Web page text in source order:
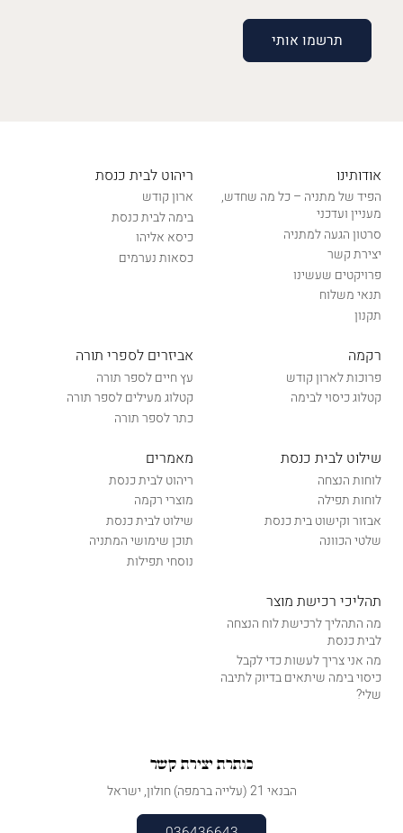
אודותינו
הפיד של מתניה – כל מה שחדש,
מעניין ועדכני
סרטון הגעה למתניה
יצירת קשר
פרויקטים שעשינו
תנאי משלוח
תקנון
ריהוט לבית כנסת
ארון קודש
בימה לבית כנסת
כיסא אליהו
כסאות נערמים
רקמה
פרוכות לארון קודש
קטלוג כיסוי לבימה
אביזרים לספרי תורה
עץ חיים לספר תורה
קטלוג מעילים לספר תורה
כתר לספר תורה
שילוט לבית כנסת
לוחות הנצחה
לוחות תפילה
אבזור וקישוט בית כנסת
שלטי הכוונה
מאמרים
ריהוט לבית כנסת
מוצרי רקמה
שילוט לבית כנסת
תוכן שימושי המתניה
נוסחי תפילות
תהליכי רכישת מוצר
מה התהליך לרכישת לוח הנצחה
לבית כנסת
מה אני צריך לעשות כדי לקבל
כיסוי בימה שיתאים בדיוק לתיבה
שלי?
כותרת יצירת קשר
הבנאי 21 (עלייה ברמפה) חולון, ישראל